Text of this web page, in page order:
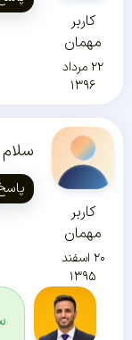
کاربر
مهمان
۲۲ مرداد
۱۳۹۶
کاربر
مهمان
۲۰ اسفند
۱۳۹۵